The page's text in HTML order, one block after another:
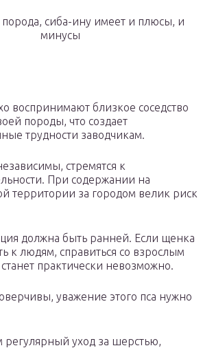
сиба-ину имеет и плюсы, и
минусы
воспринимают близкое соседство
породы, что создает
трудности заводчикам.
стремятся к
При содержании на
территории за городом велик риск
должна быть ранней. Если щенка
к людям, справиться со взрослым
практически невозможно.
уважение этого пса нужно
регулярный уход за шерстью,